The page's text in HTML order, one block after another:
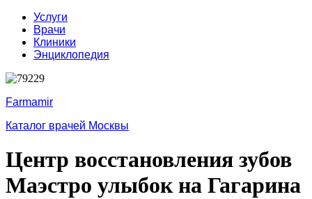
Услуги
Врачи
Клиники
Энциклопедия
Farmamir
Каталог врачей Москвы
Центр восстановления зубов
Маэстро улыбок на Гагарина